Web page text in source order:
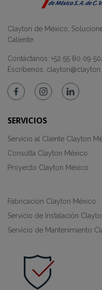
Clayton de México,
Caliente.
Contáctanos: +52 55 80 09
Escríbenos:
SERVICIOS
Servicio al Cliente Clayton
Consulta Clayton México
Proyecto Clayton México
Fabricación Clayton México
Servicio de Instalación
Servicio de Mantenimiento